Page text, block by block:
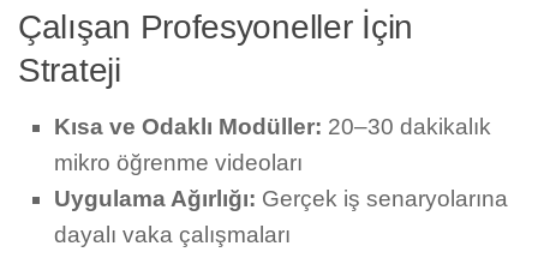
Çalışan Profesyoneller İçin
Strateji
Kısa ve Odaklı Modüller: 20–30 dakikalık
mikro öğrenme videoları
Uygulama Ağırlığı: Gerçek iş senaryolarına
dayalı vaka çalışmaları